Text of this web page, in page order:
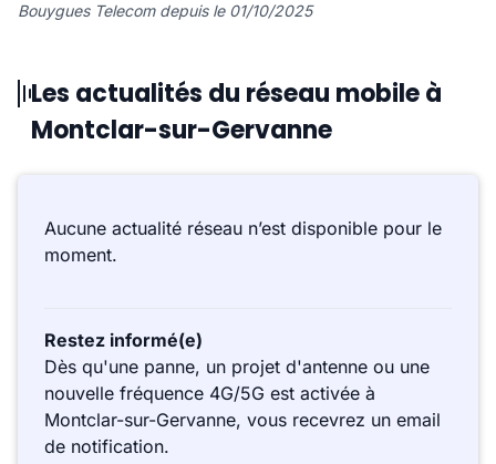
Bouygues Telecom depuis le 01/10/2025
Les actualités du réseau mobile à
Montclar-sur-Gervanne
Aucune actualité réseau n’est disponible pour le
moment.
Restez informé(e)
Dès qu'une panne, un projet d'antenne ou une
nouvelle fréquence 4G/5G est activée à
Montclar-sur-Gervanne, vous recevrez un email
de notification.